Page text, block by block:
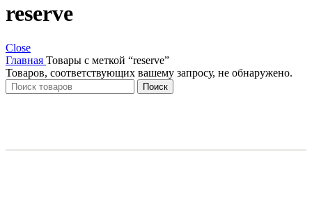
reserve
Close
Главная Товары с меткой “reserve”
Товаров, соответствующих вашему запросу, не обнаружено.
Поиск